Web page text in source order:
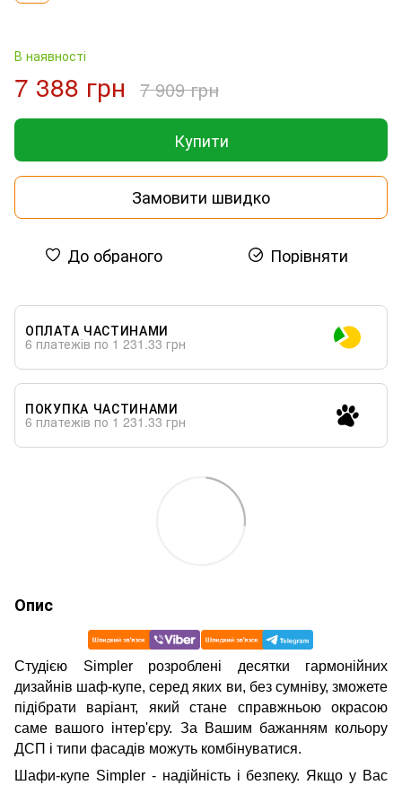
В наявності
7 388 грн 7 909 грн
Купити
Замовити швидко
До обраного Порівняти
ОПЛАТА ЧАСТИНАМИ
6 платежів по 1 231.33 грн
ПОКУПКА ЧАСТИНАМИ
6 платежів по 1 231.33 грн
Опис
Студією Simpler розроблені десятки гармонійних
дизайнів шаф-купе, серед яких ви, без сумніву, зможете
підібрати варіант, який стане справжньою окрасою
саме вашого інтер'єру. За Вашим бажанням кольору
ДСП і типи фасадів можуть комбінуватися.
Шафи-купе Simpler - надійність і безпеку. Якщо у Вас